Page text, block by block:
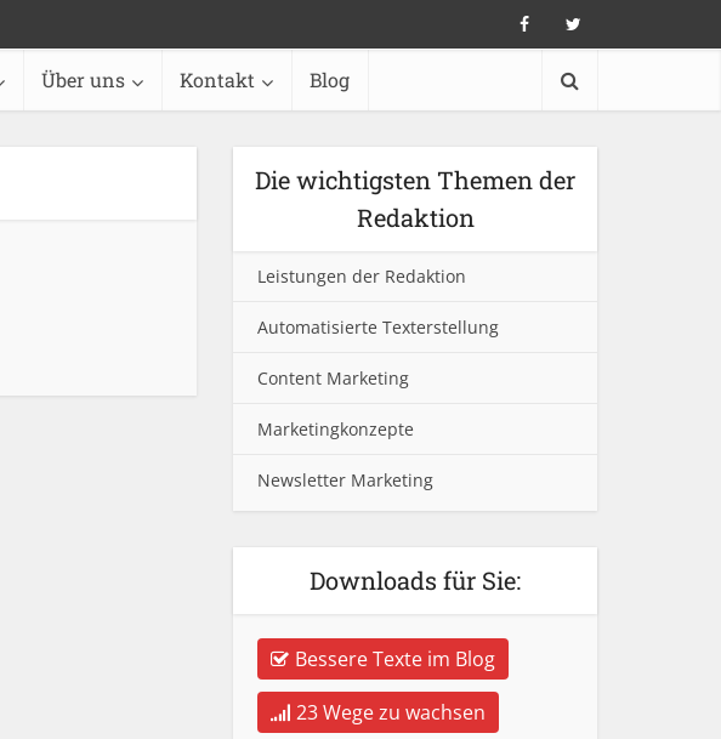
Über uns Kontakt Blog
Die wichtigsten Themen der
Redaktion
Leistungen der Redaktion
Automatisierte Texterstellung
Content Marketing
Marketingkonzepte
Newsletter Marketing
Downloads für Sie:
Bessere Texte im Blog
23 Wege zu wachsen